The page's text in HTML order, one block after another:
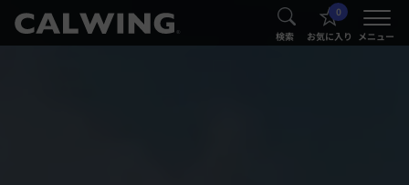
® 検索
0
お気に入り メニュー
®